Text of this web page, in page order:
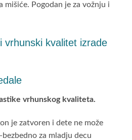
mišiće. Pogodan je za vožnju i
vrhunski kvalitet izrade
vrhunskog kvaliteta.
je zatvoren i dete ne može
za mladju decu